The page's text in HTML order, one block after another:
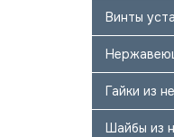
Винты
Гайки из
Шайбы из